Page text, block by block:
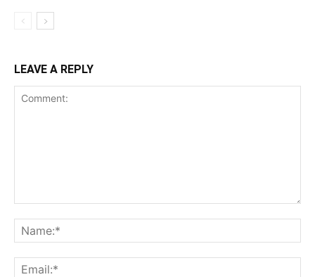
LEAVE A REPLY